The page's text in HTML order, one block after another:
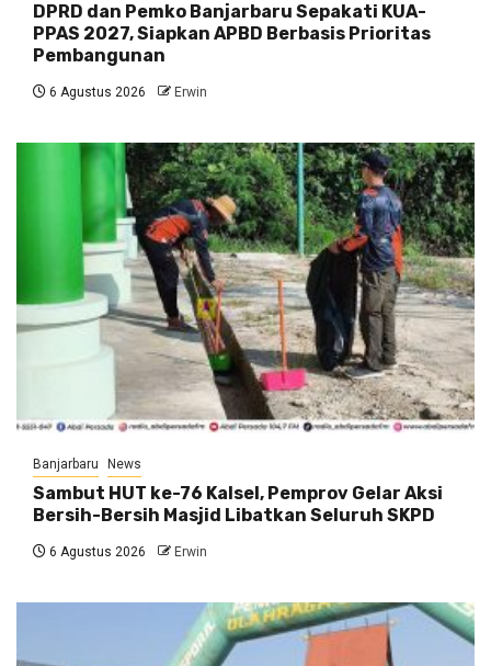
DPRD dan Pemko Banjarbaru Sepakati KUA-
PPAS 2027, Siapkan APBD Berbasis Prioritas
Pembangunan
6 Agustus 2026 Erwin
Banjarbaru News
Sambut HUT ke-76 Kalsel, Pemprov Gelar Aksi
Bersih-Bersih Masjid Libatkan Seluruh SKPD
6 Agustus 2026 Erwin